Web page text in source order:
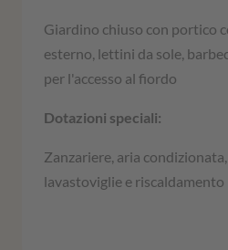
Giardino chiuso con portico
esterno, lettini da sole,
per l'accesso al fiordo
Dotazioni speciali:
Zanzariere, aria
lavastoviglie e riscaldamento